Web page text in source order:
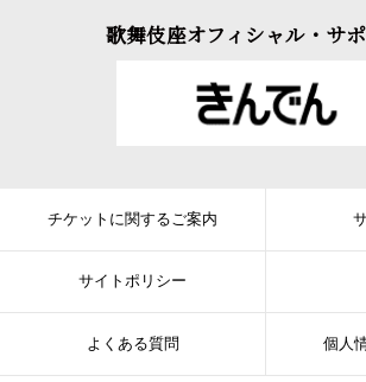
歌舞伎座オフィシャル・サ
チケットに関するご案内
サイトポリシー
よくある質問 個人